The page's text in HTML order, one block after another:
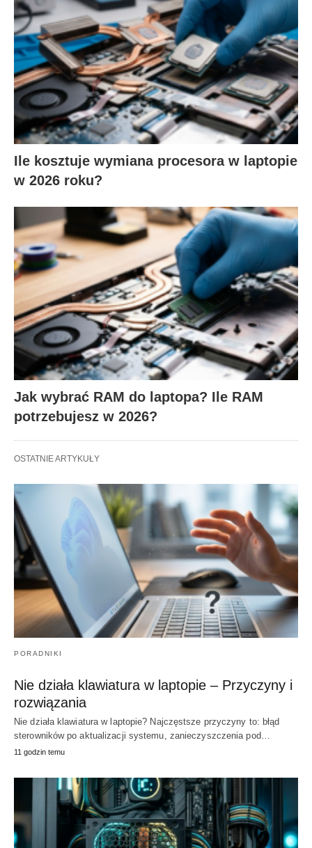
Ile kosztuje wymiana procesora w laptopie
w 2026 roku?
Jak wybrać RAM do laptopa? Ile RAM
potrzebujesz w 2026?
OSTATNIE ARTYKUŁY
PORADNIKI
Nie działa klawiatura w laptopie – Przyczyny i
rozwiązania
Nie działa klawiatura w laptopie? Najczęstsze przyczyny to: błąd
sterowników po aktualizacji systemu, zanieczyszczenia pod…
11 godzin temu